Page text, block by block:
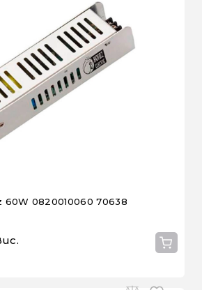
60W 0820010060 70638